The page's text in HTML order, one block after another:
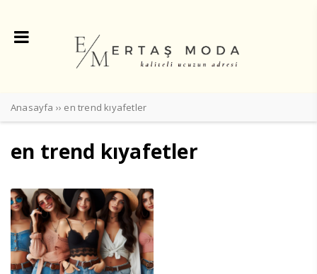
Anasayfa ›› en trend kıyafetler
en trend kıyafetler